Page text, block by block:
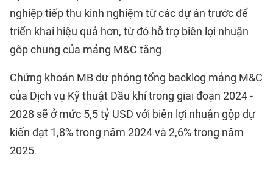
nghiệp tiếp thu kinh nghiệm từ các dự án trước để
triển khai hiệu quả hơn, từ đó hỗ trợ biên lợi nhuận
gộp chung của mảng M&C tăng.
Chứng khoán MB dự phóng tổng backlog mảng M&C
của Dịch vụ Kỹ thuật Dầu khí trong giai đoạn 2024 -
2028 sẽ ở mức 5,5 tỷ USD với biên lợi nhuận gộp dự
kiến đạt 1,8% trong năm 2024 và 2,6% trong năm
2025.